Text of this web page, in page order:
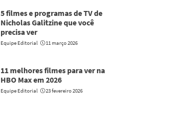
5 filmes e programas de TV de
Nicholas Galitzine que você
precisa ver
Equipe Editorial 11 março 2026
11 melhores filmes para ver na
HBO Max em 2026
Equipe Editorial 23 fevereiro 2026